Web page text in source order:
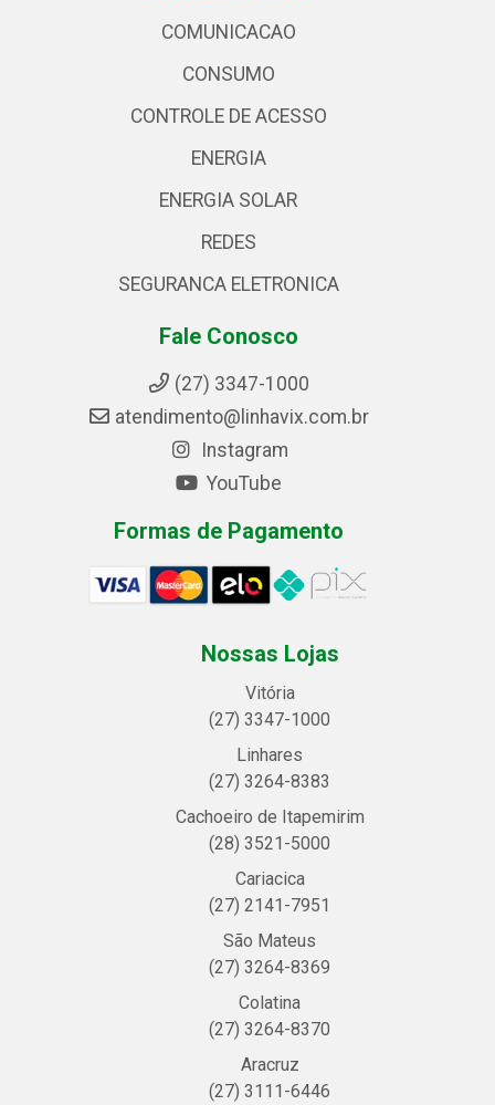
COMUNICACAO
CONSUMO
CONTROLE DE ACESSO
ENERGIA
ENERGIA SOLAR
REDES
SEGURANCA ELETRONICA
Fale Conosco
(27) 3347-1000
atendimento@linhavix.com.br
Instagram
YouTube
Formas de Pagamento
Nossas Lojas
Vitória
(27) 3347-1000
Linhares
(27) 3264-8383
Cachoeiro de Itapemirim
(28) 3521-5000
Cariacica
(27) 2141-7951
São Mateus
(27) 3264-8369
Colatina
(27) 3264-8370
Aracruz
(27) 3111-6446